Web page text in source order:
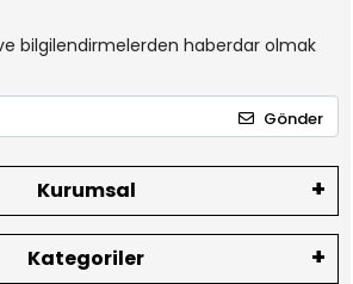
bilgilendirmelerden haberdar olmak
Gönder
Kurumsal
Kategoriler